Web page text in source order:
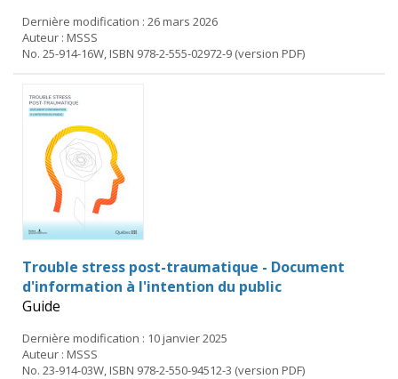
Dernière modification : 26 mars 2026
Auteur : MSSS
No. 25-914-16W, ISBN 978-2-555-02972-9 (version PDF)
Trouble stress post-traumatique - Document
d'information à l'intention du public
Guide
Dernière modification : 10 janvier 2025
Auteur : MSSS
No. 23-914-03W, ISBN 978-2-550-94512-3 (version PDF)